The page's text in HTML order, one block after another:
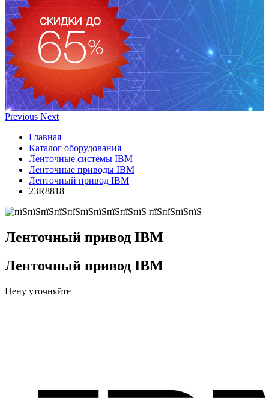
Previous Next
Главная
Каталог оборудования
Ленточные системы IBM
Ленточные приводы IBM
Ленточный привод IBM
23R8818
Ленточный привод IBM
Ленточный привод IBM
Цену уточняйте